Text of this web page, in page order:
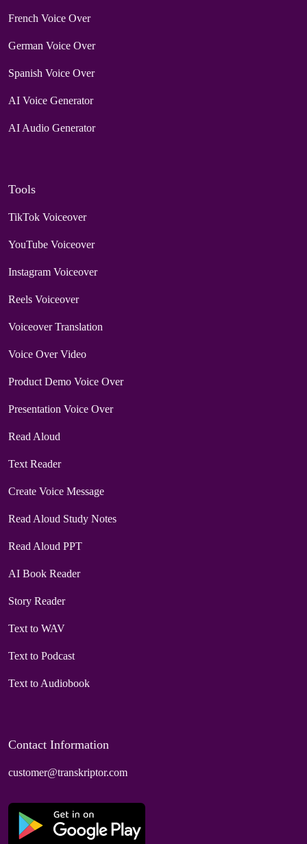
French Voice Over
German Voice Over
Spanish Voice Over
AI Voice Generator
AI Audio Generator
Tools
TikTok Voiceover
YouTube Voiceover
Instagram Voiceover
Reels Voiceover
Voiceover Translation
Voice Over Video
Product Demo Voice Over
Presentation Voice Over
Read Aloud
Text Reader
Create Voice Message
Read Aloud Study Notes
Read Aloud PPT
AI Book Reader
Story Reader
Text to WAV
Text to Podcast
Text to Audiobook
Contact Information
customer@transkriptor.com